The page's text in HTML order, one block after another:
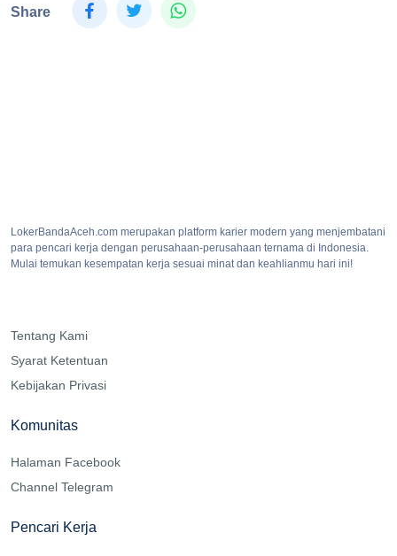
Share
LokerBandaAceh.com merupakan platform karier modern yang menjembatani
para pencari kerja dengan perusahaan-perusahaan ternama di Indonesia.
Mulai temukan kesempatan kerja sesuai minat dan keahlianmu hari ini!
Tentang Kami
Syarat Ketentuan
Kebijakan Privasi
Komunitas
Halaman Facebook
Channel Telegram
Pencari Kerja